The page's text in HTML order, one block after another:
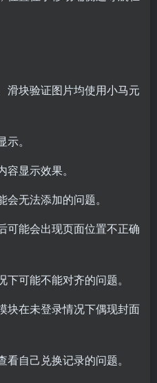
滑块验证图片均使用小马元
。
显示效果。
无法添加的问题。
可能会出现页面位置不正确
可能不能对齐的问题。
块在未登录情况下偶现封面
自己兑换记录的问题。